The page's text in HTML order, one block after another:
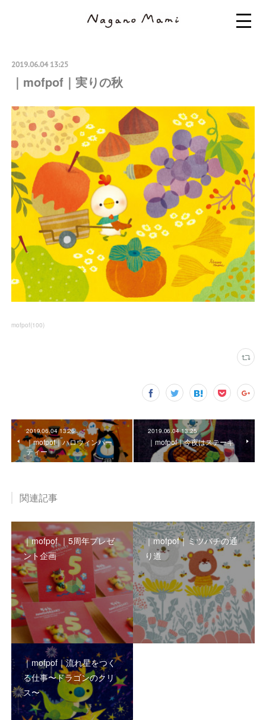
2019.06.04 13:25
｜mofpof｜実りの秋
mofpof(100)
2019.06.04 13:26
｜mofpof｜ハロウィンパー
ティー
2019.06.04 13:25
｜mofpof｜今夜はステーキ
関連記事
｜mofpof ｜5周年プレゼ
ント企画
｜mofpof｜ミツバチの通
り道
｜mofpof｜流れ星をつく
る仕事〜ドラゴンのクリ
ス〜